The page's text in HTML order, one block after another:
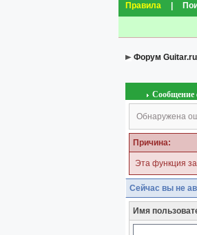
Правила
Форум Guitar.ru
Сообщение
Обнаружена
Причина:
Эта функция
Сейчас вы не
Имя